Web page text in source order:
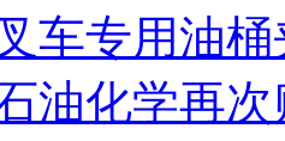
叉车专用油
油化学再